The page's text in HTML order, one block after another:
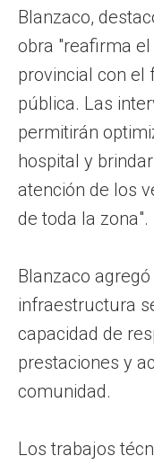
Blanzaco,
obra "reafirma
provincial con el
pública. Las
permitirán
hospital y
atención de los
de toda la zona".
Blanzaco
infraestructura
capacidad de
prestaciones y
comunidad.
Los trabajos